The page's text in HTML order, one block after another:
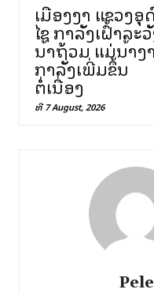
ເມືອງງາ ແຂວງອຸ
ໄຊ ກຳລັງເຝົ້າລະ
ນ້ຳຖ້ວມ ແມ່ນ້ຳງ
ກຳລັງເພີ່ມຂຶ້ນ
ຕໍ່ເນື່ອງ
ທີ 7 August, 2026
Pele